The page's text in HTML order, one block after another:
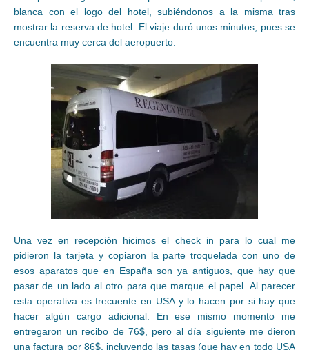
blanca con el logo del hotel, subiéndonos a la misma tras
mostrar la reserva de hotel. El viaje duró unos minutos, pues se
encuentra muy cerca del aeropuerto.
Una vez en recepción hicimos el check in para lo cual me
pidieron la tarjeta y copiaron la parte troquelada con uno de
esos aparatos que en España son ya antiguos, que hay que
pasar de un lado al otro para que marque el papel. Al parecer
esta operativa es frecuente en USA y lo hacen por si hay que
hacer algún cargo adicional. En ese mismo momento me
entregaron un recibo de 76$, pero al día siguiente me dieron
una factura por 86$, incluyendo las tasas (que hay en todo USA